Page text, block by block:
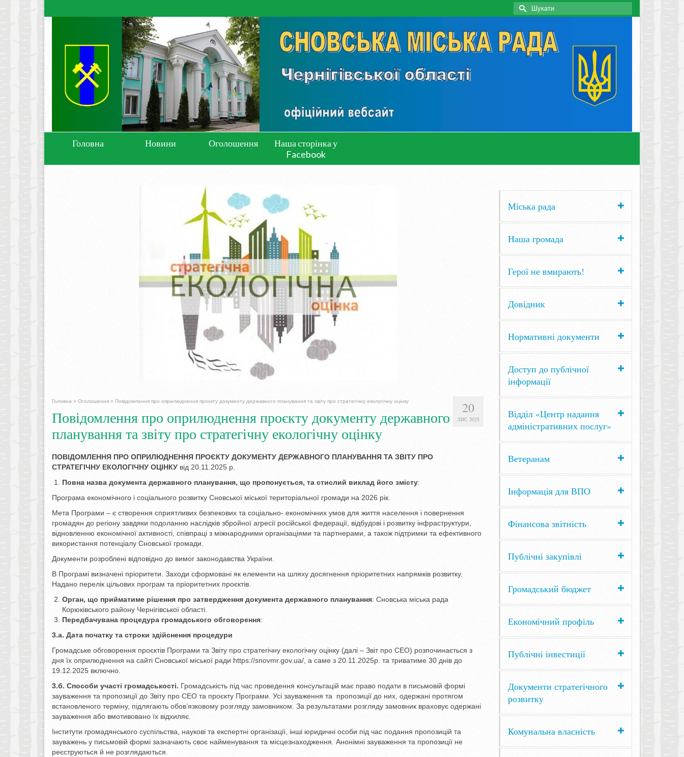
Search
for:
Головна Новини Оголошення
Наша сторінка у
Facebook
20
ЛИС 2025
Головна » Оголошення » Повідомлення про оприлюднення проєкту документу державного планування та звіту про стратегічну екологічну оцінку
Повідомлення про оприлюднення проєкту документу державного
планування та звіту про стратегічну екологічну оцінку
ПОВІДОМЛЕННЯ ПРО ОПРИЛЮДНЕННЯ ПРОЄКТУ ДОКУМЕНТУ ДЕРЖАВНОГО ПЛАНУВАННЯ ТА ЗВІТУ ПРО
СТРАТЕГІЧНУ ЕКОЛОГІЧНУ ОЦІНКУ від 20.11.2025 р.
Повна назва документа державного планування, що пропонується, та стислий виклад його змісту:
Програма економічного і соціального розвитку Сновської міської територіальної громади на 2026 рік.
Мета Програми – є створення сприятливих безпекових та соціально- економічних умов для життя населення і повернення
громадян до регіону завдяки подоланню наслідків збройної агресії російської федерації, відбудові і розвитку інфраструктури,
відновленню економічної активності, співпраці з міжнародними організаціями та партнерами, а також підтримки та ефективного
використання потенціалу Сновської громади.
Документи розроблені відповідно до вимог законодавства України.
В Програмі визначені пріоритети. Заходи сформовані як елементи на шляху досягнення пріоритетних напрямків розвитку.
Надано перелік цільових програм та пріоритетних проєктів.
Орган, що прийматиме рішення про затвердження документа державного планування: Сновська міська рада
Корюківського району Чернігівської області.
Передбачувана процедура громадського обговорення:
3.а. Дата початку та строки здійснення процедури
Громадське обговорення проєктів Програми та Звіту про стратегічну екологічну оцінку (далі – Звіт про СЕО) розпочинається з
дня їх оприлюднення на сайті Сновської міської ради https://snovmr.gov.ua/, а саме з 20.11.2025р. та триватиме 30 днів до
19.12.2025 включно.
3.б. Способи участі громадськості. Громадськість під час проведення консультацій має право подати в письмовій формі
зауваження та пропозиції до Звіту про СЕО та проєкту Програми. Усі зауваження та пропозиції до них, одержані протягом
встановленого терміну, підлягають обов’язковому розгляду замовником. За результатами розгляду замовник враховує одержані
зауваження або вмотивовано їх відхиляє.
Інститути громадянського суспільства, наукові та експертні організації, інші юридичні особи під час подання пропозицій та
зауважень у письмовій формі зазначають своє найменування та місцезнаходження. Анонімні зауваження та пропозиції не
реєструються й не розглядаються.
Міська рада
Наша громада
Герої не вмирають!
Довідник
Нормативні документи
Доступ до публічної
інформації
Відділ «Центр надання
адміністративних послуг»
Ветеранам
Інформація для ВПО
Фінансова звітність
Публічні закупівлі
Громадський бюджет
Економічний профіль
Публічні інвестиції
Документи стратегічного
розвитку
Комунальна власність